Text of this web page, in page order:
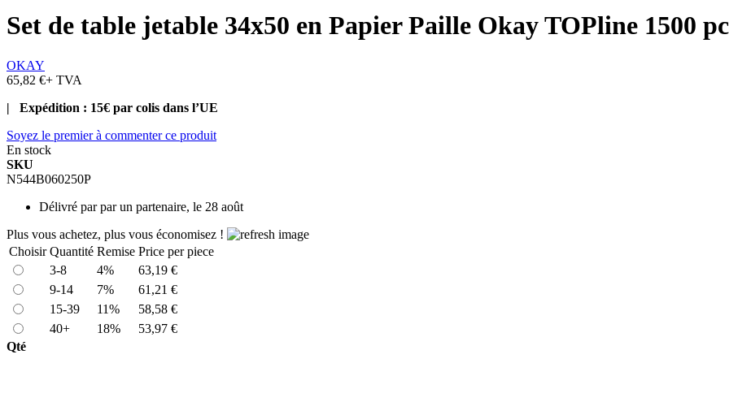
Set de table jetable 34x50 en Papier Paille Okay TOPline 1500
OKAY
65,82 €+ TVA
| Expédition : 15€ par colis dans l’UE
Soyez le premier à commenter ce produit
En stock
SKU
N544B060250P
Délivré par par un partenaire, le 28 août
Plus vous achetez, plus vous économisez !
Choisir Quantité Remise Price per piece
3-8
4%
63,19 €
9-14
7%
61,21 €
15-39
11%
58,58 €
40+
18%
53,97 €
Qté